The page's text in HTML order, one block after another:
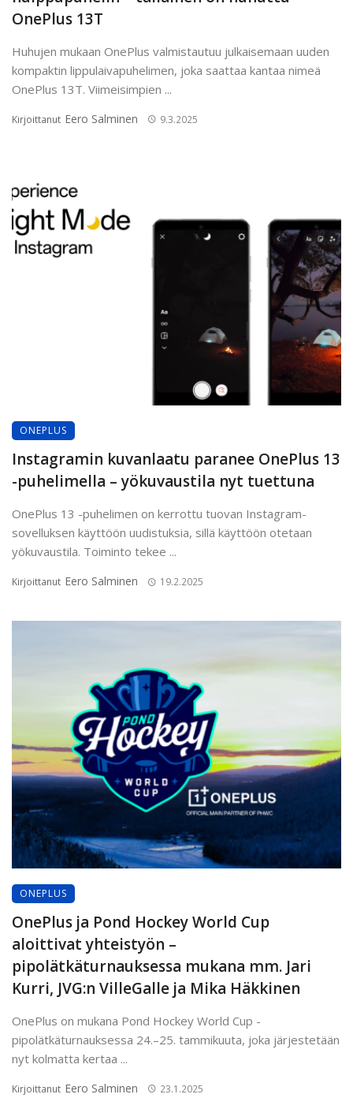
OnePlus 13T
Huhujen mukaan OnePlus valmistautuu julkaisemaan uuden
kompaktin lippulaivapuhelimen, joka saattaa kantaa nimeä
OnePlus 13T. Viimeisimpien ...
Kirjoittanut Eero Salminen 9.3.2025
ONEPLUS
Instagramin kuvanlaatu paranee OnePlus 13
-puhelimella – yökuvaustila nyt tuettuna
OnePlus 13 -puhelimen on kerrottu tuovan Instagram-
sovelluksen käyttöön uudistuksia, sillä käyttöön otetaan
yökuvaustila. Toiminto tekee ...
Kirjoittanut Eero Salminen 19.2.2025
ONEPLUS
OnePlus ja Pond Hockey World Cup
aloittivat yhteistyön –
pipolätkäturnauksessa mukana mm. Jari
Kurri, JVG:n VilleGalle ja Mika Häkkinen
OnePlus on mukana Pond Hockey World Cup -
pipolätkäturnauksessa 24.–25. tammikuuta, joka järjestetään
nyt kolmatta kertaa ...
Kirjoittanut Eero Salminen 23.1.2025